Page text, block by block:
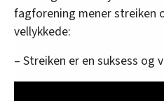
oversikten lengre ned på
fagforening mener streiken
vellykkede:
– Streiken er en suksess og